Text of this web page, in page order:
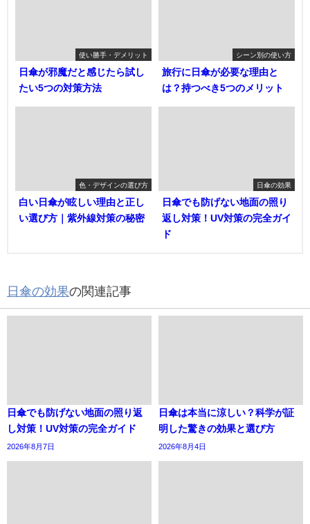
使い勝手・デメリット
日傘が邪魔だと感じたら試し
たい5つの対策方法
シーン別の使い方
旅行に日傘が必要な理由と
は？持つべき5つのメリット
色・デザインの選び方
白い日傘が眩しい理由と正し
い選び方｜紫外線対策の秘密
日傘の効果
日傘でも防げない地面の照り
返し対策！UV対策の完全ガイ
ド
日傘の効果の関連記事
日傘でも防げない地面の照り返
し対策！UV対策の完全ガイド
2026年8月7日
日傘は本当に涼しい？科学が証
明した驚きの効果と選び方
2026年8月4日